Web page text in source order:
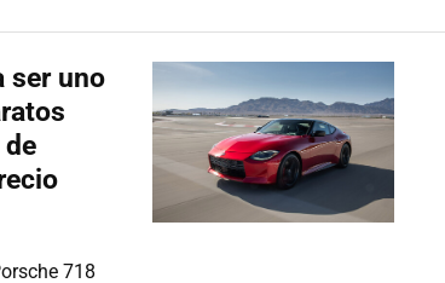
ser uno
718